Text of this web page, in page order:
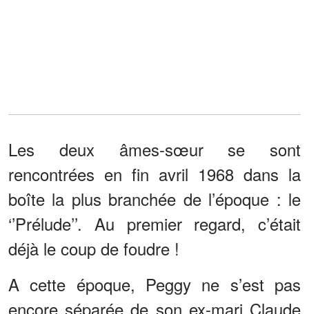
Les deux âmes-sœur se sont
rencontrées en fin avril 1968 dans la
boîte la plus branchée de l’époque : le
‘’Prélude’’. Au premier regard, c’était
déjà le coup de foudre !
A cette époque, Peggy ne s’est pas
encore séparée de son ex-mari Claude